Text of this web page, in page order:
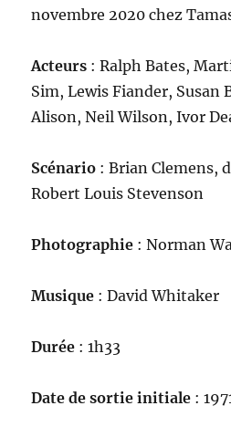
novembre 2020 chez
Acteurs : Ralph Bates,
Sim, Lewis Fiander, Susan
Alison, Neil Wilson, Ivor
Scénario : Brian Clemens,
Robert Louis Stevenson
Photographie : Norman
Musique : David Whitaker
Durée : 1h33
Date de sortie initiale :